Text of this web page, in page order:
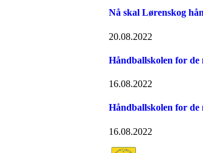
Nå skal Lørenskog
20.08.2022
Håndballskolen for de
16.08.2022
Håndballskolen for de
16.08.2022